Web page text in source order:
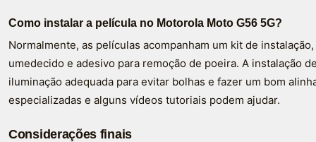
Como instalar a película no Motorola Moto G56 5G?
Normalmente, as películas acompanham um kit de
umedecido e adesivo para remoção de poeira. A instalação
iluminação adequada para evitar bolhas e fazer um bom
especializadas e alguns vídeos tutoriais podem ajudar.
Considerações finais